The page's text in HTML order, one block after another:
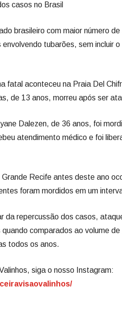
casos no Brasil
brasileiro com maior número
tubarões, sem incluir
fatal aconteceu na Praia Del
de 13 anos, morreu após ser
Dalezen, de 36 anos, foi
atendimento médico e foi
Recife antes deste ano
foram mordidos em um
da repercussão dos casos,
comparados ao volume
todos os anos.
siga o nosso Instagram: